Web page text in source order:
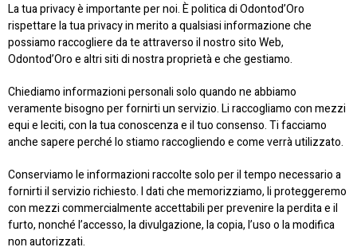
La tua privacy è importante per noi. È politica di Odontod’Oro
rispettare la tua privacy in merito a qualsiasi informazione che
possiamo raccogliere da te attraverso il nostro sito Web,
Odontod’Oro e altri siti di nostra proprietà e che gestiamo.
Chiediamo informazioni personali solo quando ne abbiamo
veramente bisogno per fornirti un servizio. Li raccogliamo con mezzi
equi e leciti, con la tua conoscenza e il tuo consenso. Ti facciamo
anche sapere perché lo stiamo raccogliendo e come verrà utilizzato.
Conserviamo le informazioni raccolte solo per il tempo necessario a
fornirti il ​​servizio richiesto. I dati che memorizziamo, li proteggeremo
con mezzi commercialmente accettabili per prevenire la perdita e il
furto, nonché l’accesso, la divulgazione, la copia, l’uso o la modifica
non autorizzati.